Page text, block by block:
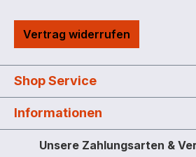
Vertrag widerrufen
Shop Service
Informationen
Unsere Zahlungsarten &